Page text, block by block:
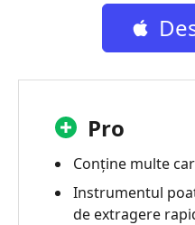
Pro
Conține multe
Instrumentul
de extragere